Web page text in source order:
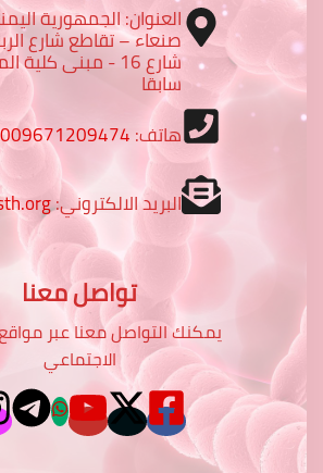
العنوان: الجمهورية
صنعاء – تقاطع شارع
شارع 16 - مبنى
سابقا
هاتف:009671209474
البريد الالكتروني:
تواصل معنا
يمكنك التواصل معنا عبر
الاجتماعي